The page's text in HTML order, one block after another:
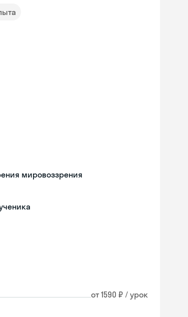
мировоззрения
от 1590 ₽ / урок